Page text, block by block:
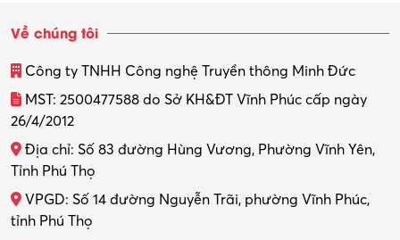
Thiết kế nội thất
Thợ máy – Ô tô – Xe máy
Thực tập
Về chúng tôi
Công ty TNHH Công nghệ Truyền thông Minh Đức
MST: 2500477588 do Sở KH&ĐT Vĩnh Phúc cấp ngày
26/4/2012
Địa chỉ: Số 83 đường Hùng Vương, Phường Vĩnh Yên,
Tỉnh Phú Thọ
VPGD: Số 14 đường Nguyễn Trãi, phường Vĩnh Phúc,
tỉnh Phú Thọ